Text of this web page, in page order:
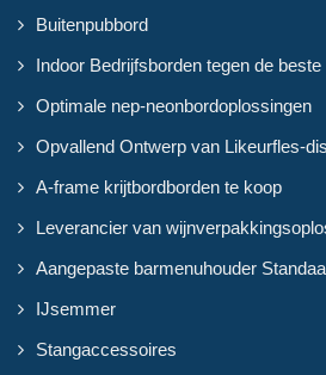
Buitenpubbord
Indoor Bedrijfsborden tegen de beste
Optimale nep-neonbordoplossingen
Opvallend Ontwerp van Likeurfles-
A-frame krijtbordborden te koop
Leverancier van
Aangepaste barmenuhouder
IJsemmer
Stangaccessoires